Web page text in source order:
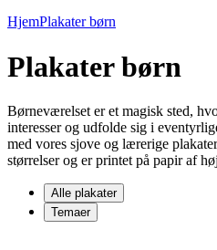
HjemPlakater børn
Plakater børn
Børneværelset er et magisk sted,
interesser og udfolde sig i
med vores sjove og lærerige
størrelser og er printet på papir af
Alle plakater
Temaer